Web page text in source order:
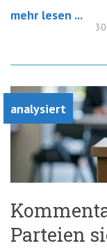
mehr lesen ...
analysiert
Parteien